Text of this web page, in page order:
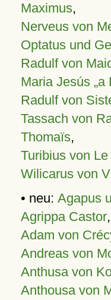
Maximus,
Nerveus von
Optatus und
Radulf von
Maria Jesús „a
Radulf von
Tassach von
Thomaïs,
Turibius von
Wilicarus von
• neu: Agapus
Agrippa Castor,
Adam von
Andreas von
Anthusa von
Anthousa von